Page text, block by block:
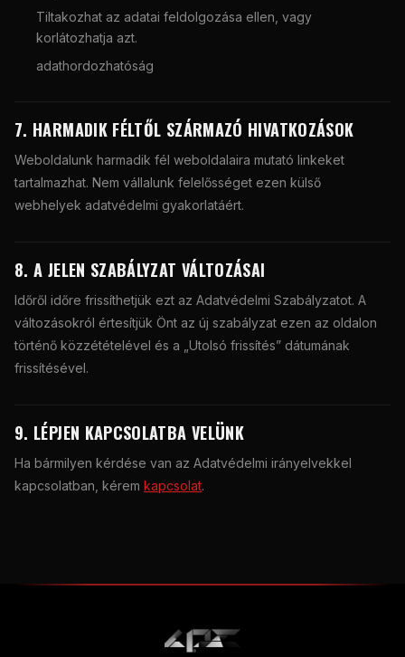
Tiltakozhat az adatai feldolgozása ellen, vagy
korlátozhatja azt.
adathordozhatóság
7. HARMADIK FÉLTŐL SZÁRMAZÓ HIVATKOZÁSOK
Weboldalunk harmadik fél weboldalaira mutató linkeket
tartalmazhat. Nem vállalunk felelősséget ezen külső
webhelyek adatvédelmi gyakorlatáért.
8. A JELEN SZABÁLYZAT VÁLTOZÁSAI
Időről időre frissíthetjük ezt az Adatvédelmi Szabályzatot. A
változásokról értesítjük Önt az új szabályzat ezen az oldalon
történő közzétételével és a „Utolsó frissítés” dátumának
frissítésével.
9. LÉPJEN KAPCSOLATBA VELÜNK
Ha bármilyen kérdése van az Adatvédelmi irányelvekkel
kapcsolatban, kérem kapcsolat.